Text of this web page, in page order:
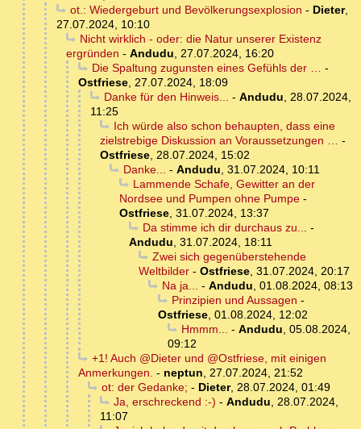
ot.: Wiedergeburt und Bevölkerungsexplosion - Dieter,
27.07.2024, 10:10
Nicht wirklich - oder: die Natur unserer Existenz
ergründen - Andudu, 27.07.2024, 16:20
Die Spaltung zugunsten eines Gefühls der … -
Ostfriese, 27.07.2024, 18:09
Danke für den Hinweis... - Andudu, 28.07.2024,
11:25
Ich würde also schon behaupten, dass eine
zielstrebige Diskussion an Voraussetzungen … -
Ostfriese, 28.07.2024, 15:02
Danke... - Andudu, 31.07.2024, 10:11
Lammende Schafe, Gewitter an der
Nordsee und Pumpen ohne Pumpe -
Ostfriese, 31.07.2024, 13:37
Da stimme ich dir durchaus zu... -
Andudu, 31.07.2024, 18:11
Zwei sich gegenüberstehende
Weltbilder - Ostfriese, 31.07.2024, 20:17
Na ja... - Andudu, 01.08.2024, 08:13
Prinzipien und Aussagen -
Ostfriese, 01.08.2024, 12:02
Hmmm... - Andudu, 05.08.2024,
09:12
+1! Auch @Dieter und @Ostfriese, mit einigen
Anmerkungen. - neptun, 27.07.2024, 21:52
ot: der Gedanke; - Dieter, 28.07.2024, 01:49
Ja, erschreckend :-) - Andudu, 28.07.2024,
11:07